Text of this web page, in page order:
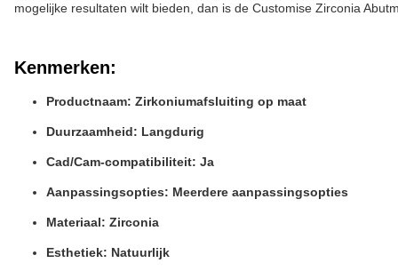
mogelijke resultaten wilt bieden, dan is de Customise Zirconia
Kenmerken:
Productnaam: Zirkoniumafsluiting op maat
Duurzaamheid: Langdurig
Cad/Cam-compatibiliteit: Ja
Aanpassingsopties: Meerdere aanpassingsopties
Materiaal: Zirconia
Esthetiek: Natuurlijk